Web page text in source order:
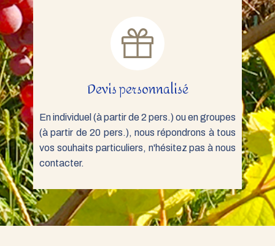
Devis personnalisé
En individuel (à partir de 2 pers.) ou en groupes
(à partir de 20 pers.), nous répondrons à tous
vos souhaits particuliers, n'hésitez pas à nous
contacter.